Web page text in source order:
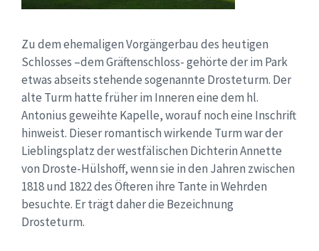
Zu dem ehemaligen Vorgängerbau des heutigen
Schlosses –dem Gräftenschloss- gehörte der im Park
etwas abseits stehende sogenannte Drosteturm. Der
alte Turm hatte früher im Inneren eine dem hl.
Antonius geweihte Kapelle, worauf noch eine Inschrift
hinweist. Dieser romantisch wirkende Turm war der
Lieblingsplatz der westfälischen Dichterin Annette
von Droste-Hülshoff, wenn sie in den Jahren zwischen
1818 und 1822 des Öfteren ihre Tante in Wehrden
besuchte. Er trägt daher die Bezeichnung
Drosteturm.